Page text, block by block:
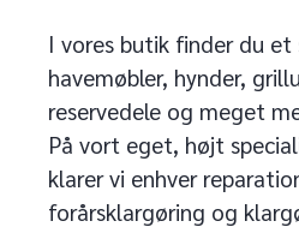
I vores butik finder du
havemøbler, hynder,
reservedele og meget
På vort eget, højt
klarer vi enhver
forårsklargøring og